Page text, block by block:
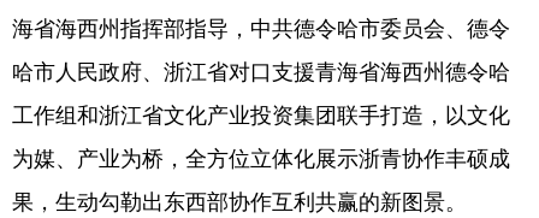
海省海西州指挥部指导，中共德令哈市委员会、德令
哈市人民政府、浙江省对口支援青海省海西州德令哈
工作组和浙江省文化产业投资集团联手打造，以文化
为媒、产业为桥，全方位立体化展示浙青协作丰硕成
果，生动勾勒出东西部协作互利共赢的新图景。